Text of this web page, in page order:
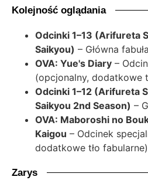
Kolejność oglądania
Odcinki 1–13 (Arifureta
Saikyou) – Główna fabuła
OVA: Yue's Diary –
(opcjonalny, dodatkowe
Odcinki 1–12 (Arifureta
Saikyou 2nd Season) –
OVA: Maboroshi no
Kaigou – Odcinek
dodatkowe tło fabularne)
Zarys